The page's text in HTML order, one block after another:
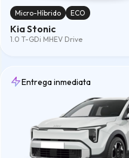
Micro-Híbrido ECO
Kia Stonic
1.0 T-GDi MHEV Drive
Entrega inmediata